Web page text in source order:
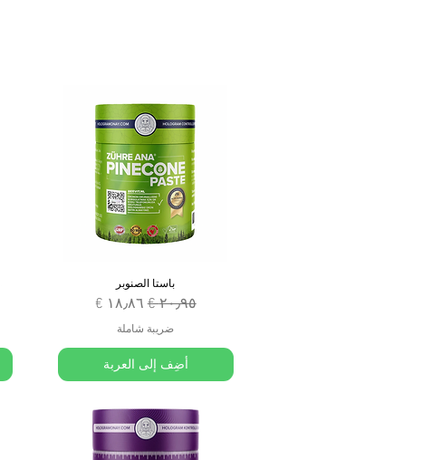
باستا الصنوبر
سعر عادي‏٢٠٫٩٥ € سعر البيع
ضريبة شاملة
أضِف إلى العربة